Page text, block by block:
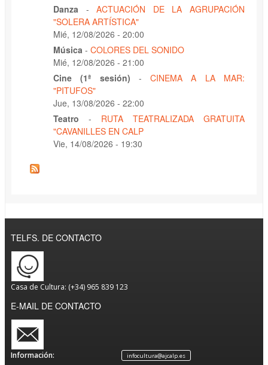
Danza
-ACTUACIÓN DE LA AGRUPACIÓN
"SOLERA ARTÍSTICA"
Mié, 12/08/2026 - 20:00
Música - COLORES DEL SONIDO
Mié, 12/08/2026 - 21:00
Cine (1ª sesión)
-CINEMA A LA MAR:
"PITUFOS"
Jue, 13/08/2026 - 22:00
Teatro
- RUTA TEATRALIZADA GRATUITA
"CAVANILLES EN CALP
Vie, 14/08/2026 - 19:30
TELFS. DE CONTACTO
Casa de Cultura: (+34) 965 839 123
E-MAIL DE CONTACTO
Información: infocultura@ajcalp.es